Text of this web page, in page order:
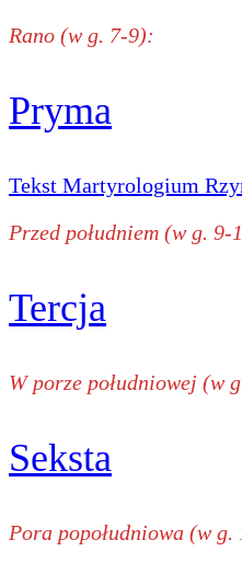
Rano (w g. 7-9):
Pryma
Tekst Martyrologium
Przed południem (w g. 9-
Tercja
W porze południowej (w
Seksta
Pora popołudniowa (w g.